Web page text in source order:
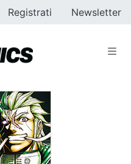
Registrati Newsletter